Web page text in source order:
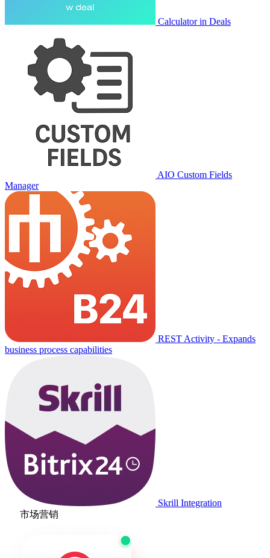
Calculator in Deals
AIO Custom Fields
Manager
REST Activity - Expands
business process capabilities
Skrill Integration
市场营销